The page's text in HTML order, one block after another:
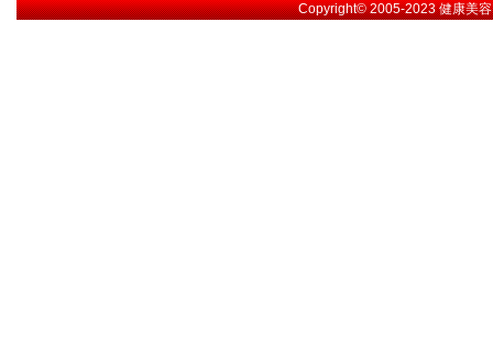
Copyright© 2005-2023健康美